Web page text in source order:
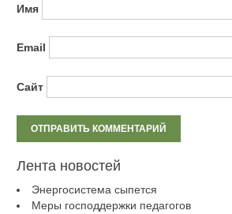
Имя
Email
Сайт
Лента новостей
Энергосистема сыпется
Меры господдержки педагогов